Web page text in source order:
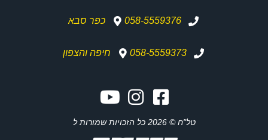
058-5559376 כפר סבא
058-5559373 חיפה והצפון
טל"ח © 2026 כל הזכויות שמורות ל